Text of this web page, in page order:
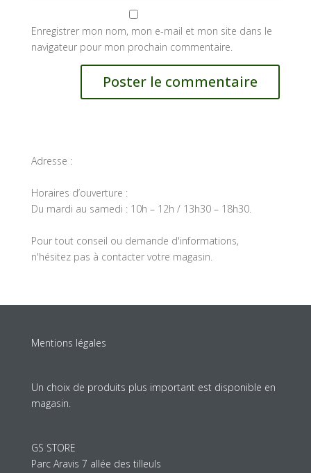
Enregistrer mon nom, mon e-mail et mon site dans le
navigateur pour mon prochain commentaire.
Adresse :
Horaires d’ouverture :
Du mardi au samedi : 10h – 12h / 13h30 – 18h30.
Pour tout conseil ou demande d'informations,
n'hésitez pas à contacter votre magasin.
Mentions légales
Un choix de produits plus important est disponible en
magasin.
GS STORE
Parc Aravis 7 allée des tilleuls